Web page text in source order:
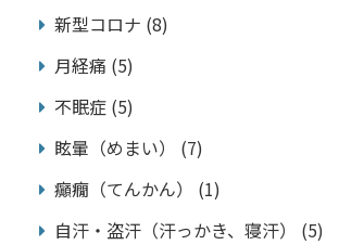
新型コロナ (8)
月経痛 (5)
不眠症 (5)
眩暈（めまい）
(7)
癲癇（てんかん）
(1)
自汗・盗汗（汗っかき、寝汗）
(5)